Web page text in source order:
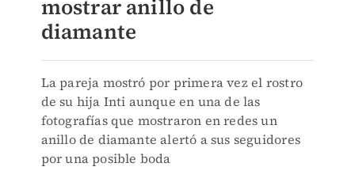
mostrar anillo de
diamante
La pareja mostró por primera vez el rostro
de su hija Inti aunque en una de las
fotografías que mostraron en redes un
anillo de diamante alertó a sus seguidores
por una posible boda